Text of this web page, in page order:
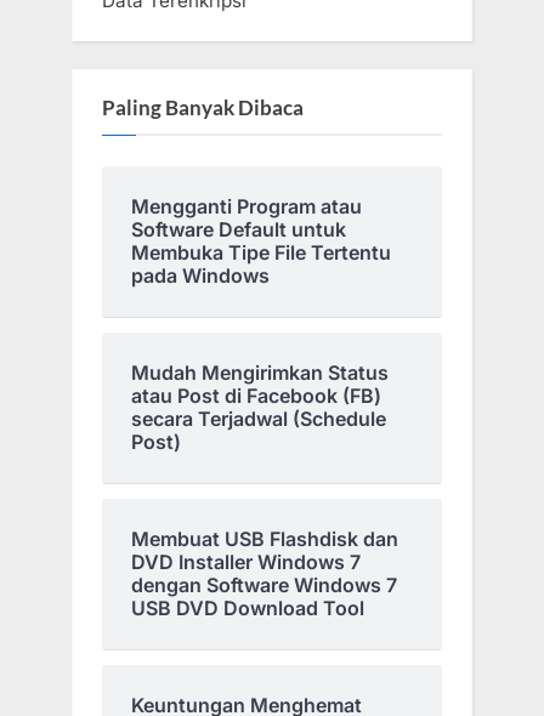
Paling Banyak Dibaca
Mengganti Program atau
Software Default untuk
Membuka Tipe File Tertentu
pada Windows
Mudah Mengirimkan Status
atau Post di Facebook (FB)
secara Terjadwal (Schedule
Post)
Membuat USB Flashdisk dan
DVD Installer Windows 7
dengan Software Windows 7
USB DVD Download Tool
Keuntungan Menghemat